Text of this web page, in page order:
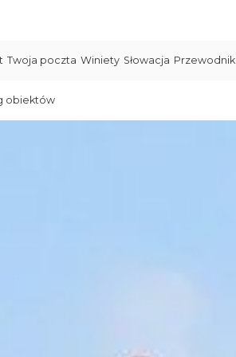
Twoja poczta Winiety Słowacja Przewodnik
obiektów